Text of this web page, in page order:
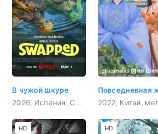
В чужой шкуре
2026, Испания, США, мультфильм, фэнтези, комедия, приключения, семейный
HD HD